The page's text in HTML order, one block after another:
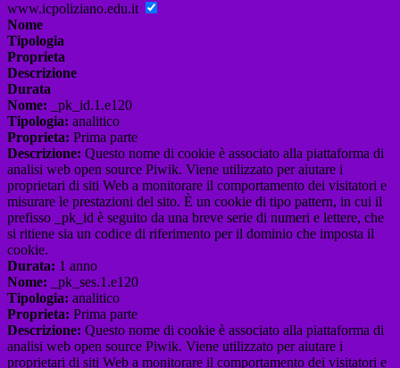
www.icpoliziano.edu.it
Nome
Tipologia
Proprieta
Descrizione
Durata
Nome: _pk_id.1.e120
Tipologia: analitico
Proprieta: Prima parte
Descrizione: Questo nome di cookie è associato alla piattaforma di
analisi web open source Piwik. Viene utilizzato per aiutare i
proprietari di siti Web a monitorare il comportamento dei visitatori e
misurare le prestazioni del sito. È un cookie di tipo pattern, in cui il
prefisso _pk_id è seguito da una breve serie di numeri e lettere, che
si ritiene sia un codice di riferimento per il dominio che imposta il
cookie.
Durata: 1 anno
Nome: _pk_ses.1.e120
Tipologia: analitico
Proprieta: Prima parte
Descrizione: Questo nome di cookie è associato alla piattaforma di
analisi web open source Piwik. Viene utilizzato per aiutare i
proprietari di siti Web a monitorare il comportamento dei visitatori e